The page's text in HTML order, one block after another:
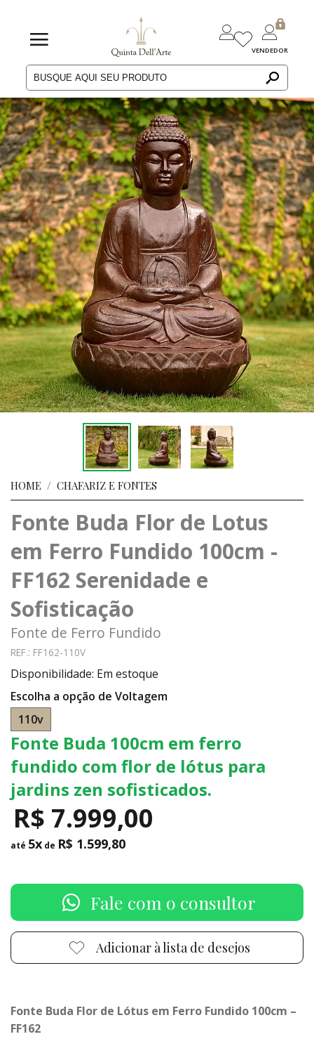
VENDEDOR
HOME / CHAFARIZ E FONTES
Fonte Buda Flor de Lotus
em Ferro Fundido 100cm -
FF162 Serenidade e
Sofisticação
Fonte de Ferro Fundido
REF.: FF162-110V
Disponibilidade: Em estoque
Escolha a opção de Voltagem
110v
Fonte Buda 100cm em ferro
fundido com flor de lótus para
jardins zen sofisticados.
R$ 7.999,00
até 5x de R$ 1.599,80
Fale com o consultor
Adicionar à lista de desejos
Fonte Buda Flor de Lótus em Ferro Fundido 100cm –
FF162